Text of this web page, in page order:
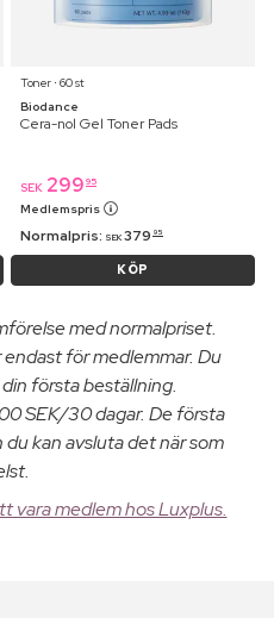
Toner ⋅ 60 st
Biodance
Cera-nol Gel Toner Pads
SEK 299 95
Medlemspris
Normalpris: SEK 379 95
KÖP
med normalpriset.
för medlemmar. Du
första beställning.
SEK/30 dagar. De första
kan avsluta det när som
vara medlem hos Luxplus.